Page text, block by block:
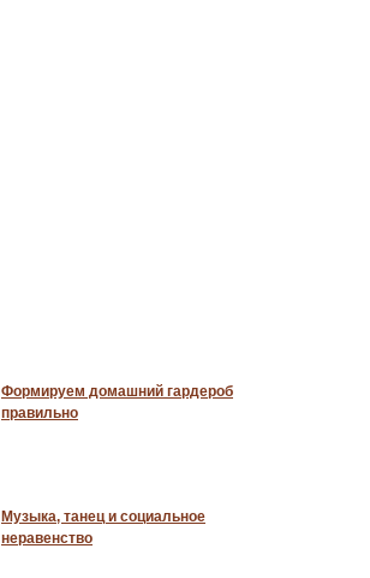
Формируем домашний гардероб
правильно
Музыка, танец и социальное
неравенство